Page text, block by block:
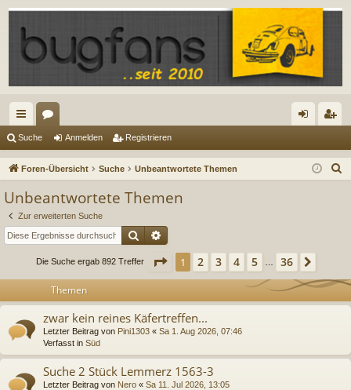
ch
ne
riff
en m ist
Suche Anmelden Registrieren
Foren-Übersicht Suche Unbeantwortete Themen
Unbeantwortete Themen
Zur erweiterten Suche
Suche
Die Suche ergab 892 Treffer Seite 1 von 36
1 2 3 4 5 36
Themen
zwar kein reines Käfertreffen...
Letzter Beitrag von Pini1303 « Sa 1. Aug 2026, 07:46
Verfasst in Süd
Suche 2 Stück Lemmerz 1563-3
Letzter Beitrag von Nero « Sa 11. Jul 2026, 13:05